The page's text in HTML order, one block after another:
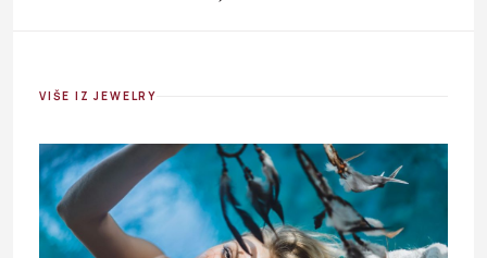
VIŠE IZ JEWELRY